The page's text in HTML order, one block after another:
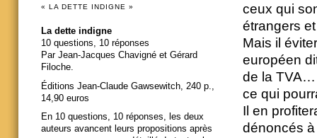
ceux qui
étrangers
Mais il
européen
de la TVA…
ce qui
Il en
dénoncés
« LA DETTE INDIGNE »
La dette indigne
10 questions, 10 réponses
Par Jean-Jacques Chavigné et Gérard
Filoche.
Éditions Jean-Claude Gawsewitch, 240 p.,
14,90 euros
En 10 questions, 10 réponses, les deux
auteurs avancent leurs propositions après